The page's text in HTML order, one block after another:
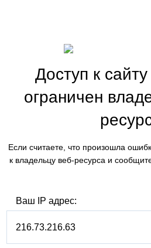
Доступ к
ограничен
Если считаете, что произошла
к владельцу веб-ресурса и
Ваш IP адрес:
216.73.216.63